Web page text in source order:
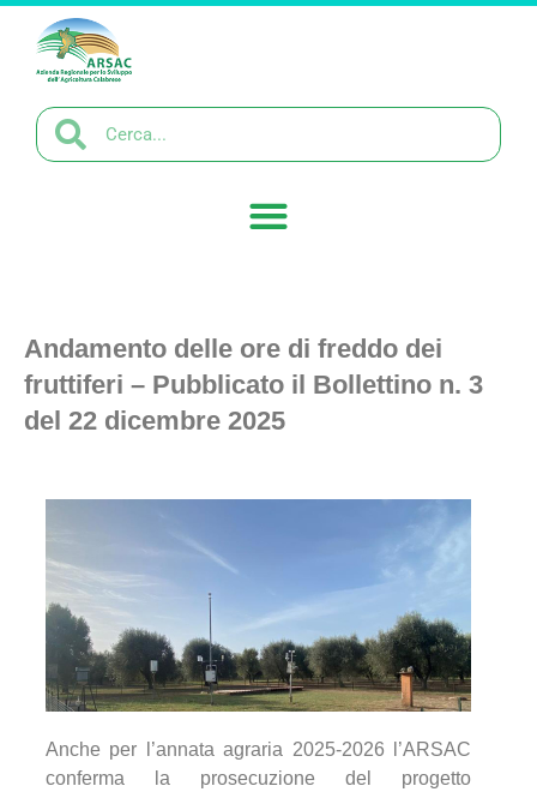
Andamento delle ore di freddo dei
fruttiferi – Pubblicato il Bollettino n. 3
del 22 dicembre 2025
Anche per l’annata agraria 2025-2026 l’ARSAC
conferma la prosecuzione del progetto